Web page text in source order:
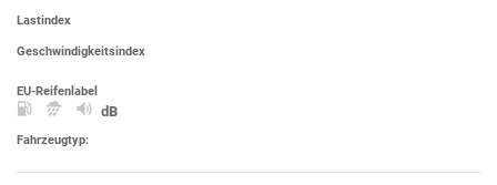
Lastindex
Geschwindigkeitsindex
EU-Reifenlabel
dB
Fahrzeugtyp: